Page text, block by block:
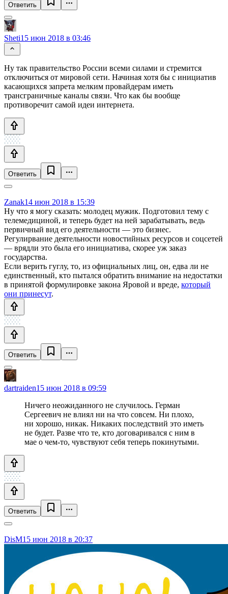
Ответить
Sheti15 июн 2018 в 03:46
Ну так правительство России всеми силами и стремится
отключиться от мировой сети. Начиная хотя бы с инициатив
касающихся запрета мелким провайдерам иметь
трансграничные каналы связи. Что как бы вообще
противоречит самой идеи интернета.
Ответить
Zanak14 июн 2018 в 15:39
Ну что я могу сказать: молодец мужик. Подготовил тему с
телемедициной, и теперь будет на ней зарабатывать, ведь
первичный вид его деятельности — это бизнес.
Регулирвание деятельности новостийных ресурсов и соцсетей
— врядли это была его инициатива, скорее уж заказ
государства.
Если верить гуглу, то, из официальных лиц, он, едва ли не
единственный, кто пытался обратить внимание на недостатки
в принятой формулировке закона Яровой и вреде, который
они принесут.
Ответить
dartraiden15 июн 2018 в 09:59
Ничего неожиданного не случилось. Герман
Сергеевич не влиял ни на что совсем. Ни плохо,
ни хорошо, никак. Никаких последствий это иметь
не будет. Разве что те, кто договаривался с ним в
мае о чем-то, чувствуют себя теперь покинутыми.
Ответить
DisM15 июн 2018 в 20:37